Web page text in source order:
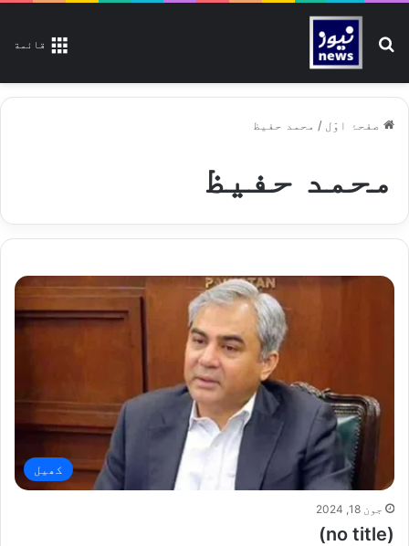
قائمة تلاش کیجیے
صفحۂ اوّل / محمد حفیظ
محمد حفیظ
کھیل
جون 18, 2024
(no title)